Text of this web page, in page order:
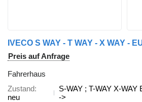
Preis auf Anfrage
Fahrerhaus
Zustand
neu
S-WAY ; T-WAY X-WAY
->